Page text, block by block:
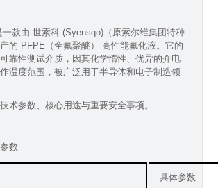
款由 世索科 (Syensqo)（原索尔维集团特种
的 PFPE（全氟聚醚） 高性能氟化液。它的
靠性测试介质，因其化学惰性、优异的介电
温度范围，被广泛用于半导体和电子制造领
术参数、核心用途与重要安全事项。
数
具体参数